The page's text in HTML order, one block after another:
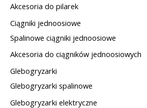
Akcesoria do pilarek
Ciągniki jednoosiowe
Spalinowe ciągniki jednoosiowe
Akcesoria do ciągników jednoosiowych
Glebogryzarki
Glebogryzarki spalinowe
Glebogryzarki elektryczne